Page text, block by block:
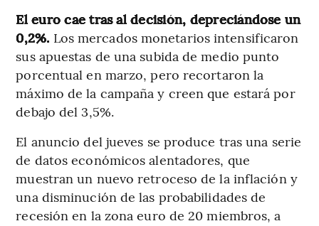
El euro cae tras al decisión, depreciándose un
0,2%. Los mercados monetarios intensificaron
sus apuestas de una subida de medio punto
porcentual en marzo, pero recortaron la
máximo de la campaña y creen que estará por
debajo del 3,5%.
El anuncio del jueves se produce tras una serie
de datos económicos alentadores, que
muestran un nuevo retroceso de la inflación y
una disminución de las probabilidades de
recesión en la zona euro de 20 miembros, a